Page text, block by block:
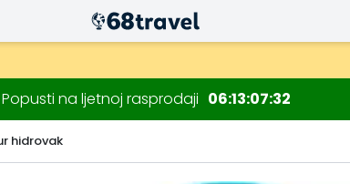
Popusti na ljetnoj rasprodaji 06130731
hidrovak